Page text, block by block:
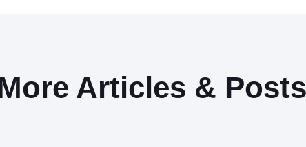
Articles & Posts